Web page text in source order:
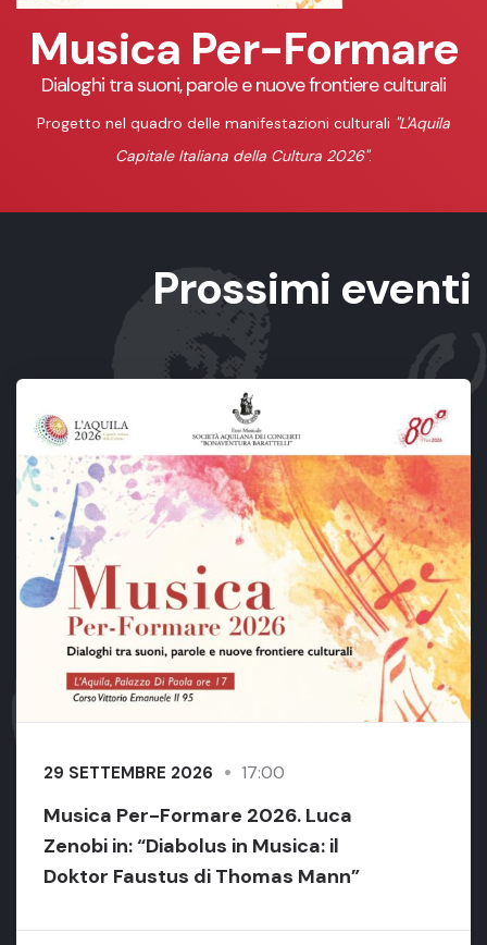
Musica Per-Formare
Dialoghi tra suoni, parole e nuove frontiere culturali
Progetto nel quadro delle manifestazioni culturali "L'Aquila
Capitale Italiana della Cultura 2026".
Prossimi eventi
29 SETTEMBRE 2026 17:00
Musica Per-Formare 2026. Luca
Zenobi in: “Diabolus in Musica: il
Doktor Faustus di Thomas Mann”